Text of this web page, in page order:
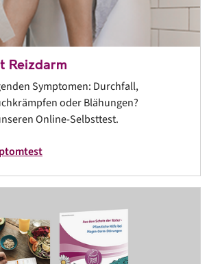
Reizdarm
Symptomen: Durchfall,
oder Blähungen?
Online-Selbsttest.